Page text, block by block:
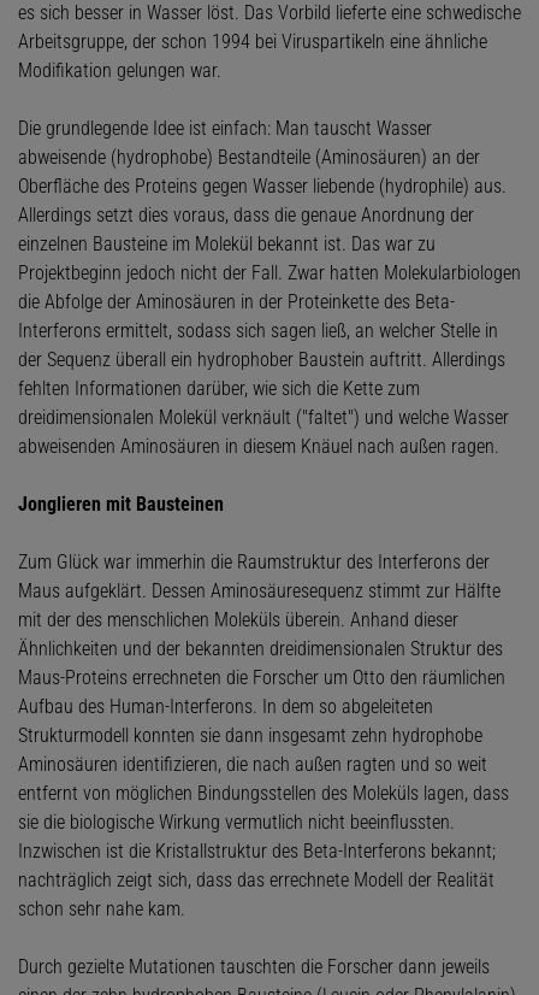
es sich besser in Wasser löst. Das Vorbild lieferte eine schwedische
Arbeitsgruppe, der schon 1994 bei Viruspartikeln eine ähnliche
Modifikation gelungen war.
Die grundlegende Idee ist einfach: Man tauscht Wasser
abweisende (hydrophobe) Bestandteile (Aminosäuren) an der
Oberfläche des Proteins gegen Wasser liebende (hydrophile) aus.
Allerdings setzt dies voraus, dass die genaue Anordnung der
einzelnen Bausteine im Molekül bekannt ist. Das war zu
Projektbeginn jedoch nicht der Fall. Zwar hatten Molekularbiologen
die Abfolge der Aminosäuren in der Proteinkette des Beta-
Interferons ermittelt, sodass sich sagen ließ, an welcher Stelle in
der Sequenz überall ein hydrophober Baustein auftritt. Allerdings
fehlten Informationen darüber, wie sich die Kette zum
dreidimensionalen Molekül verknäult ("faltet") und welche Wasser
abweisenden Aminosäuren in diesem Knäuel nach außen ragen.
Jonglieren mit Bausteinen
Zum Glück war immerhin die Raumstruktur des Interferons der
Maus aufgeklärt. Dessen Aminosäuresequenz stimmt zur Hälfte
mit der des menschlichen Moleküls überein. Anhand dieser
Ähnlichkeiten und der bekannten dreidimensionalen Struktur des
Maus-Proteins errechneten die Forscher um Otto den räumlichen
Aufbau des Human-Interferons. In dem so abgeleiteten
Strukturmodell konnten sie dann insgesamt zehn hydrophobe
Aminosäuren identifizieren, die nach außen ragten und so weit
entfernt von möglichen Bindungsstellen des Moleküls lagen, dass
sie die biologische Wirkung vermutlich nicht beeinflussten.
Inzwischen ist die Kristallstruktur des Beta-Interferons bekannt;
nachträglich zeigt sich, dass das errechnete Modell der Realität
schon sehr nahe kam.
Durch gezielte Mutationen tauschten die Forscher dann jeweils